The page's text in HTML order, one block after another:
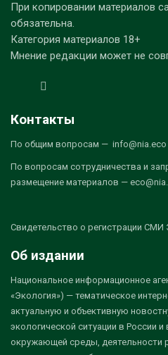
При копировании материалов
обязательна.
Категория материалов 18+
Мнение редакции может не
Контакты
По общим вопросам — info@nia.eco
По вопросам сотрудничества и
размещение материалов —
Свидетельство о регистрации
Об издании
Национальное информационное
«Экология») — тематическое
актуальную и объективную
экологической ситуации в России
окружающей среды, деятельности